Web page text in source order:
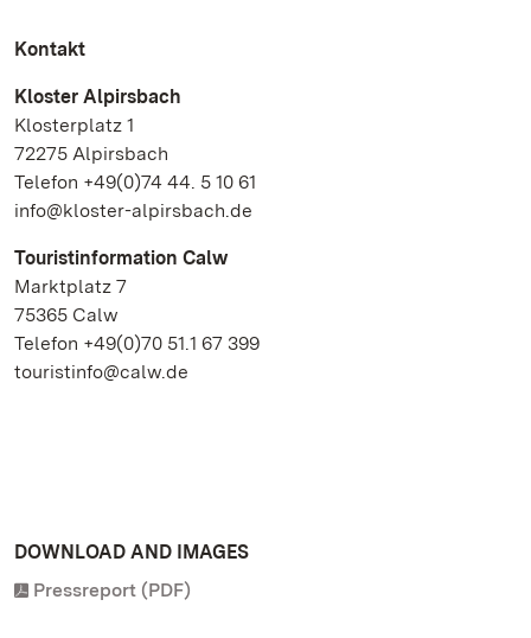
Kontakt
Kloster Alpirsbach
Klosterplatz 1
72275 Alpirsbach
Telefon +49(0)74 44. 5 10 61
info@kloster-alpirsbach.de
Touristinformation Calw
Marktplatz 7
75365 Calw
Telefon +49(0)70 51.1 67 399
touristinfo@calw.de
DOWNLOAD AND IMAGES
Pressreport (PDF)